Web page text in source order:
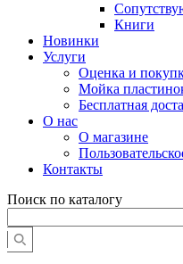
Книги
Новинки
Услуги
Оценка и
Мойка
Бесплатная
О нас
О магазине
Контакты
Поиск по каталогу